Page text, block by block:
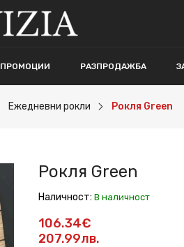
ПРОМОЦИИ РАЗПРОДАЖБА
Ежедневни рокли Рокля Green
Рокля Green
Наличност: В наличност
106.34€
207.99лв.